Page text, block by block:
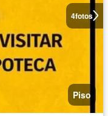
4fotos
Piso